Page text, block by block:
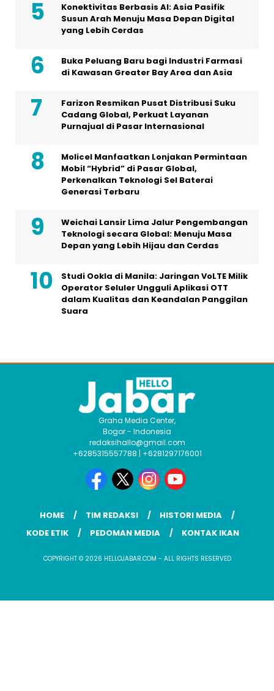
Konektivitas Berbasis AI: Asia Pasifik
Susun Arah Menuju Masa Depan Digital
yang Lebih Cerdas
Buka Peluang Baru bagi Industri Farmasi
di Kawasan Greater Bay Area dan Asia
Farizon Resmikan Pusat Distribusi Suku
Cadang Global, Perkuat Layanan
Purnajual di Pasar Internasional
Molicel Manfaatkan Lonjakan Permintaan
Mobil “Hybrid” di Pasar Global,
Perkenalkan Teknologi Sel Baterai
Generasi Terbaru
Weichai Lansir Lima Jalur Pengembangan
Teknologi secara Global: Menuju Masa
Depan yang Lebih Hijau dan Cerdas
Studi Ookla di Manila: Jaringan VoLTE Milik
Operator Seluler Ungguli Aplikasi OTT
dalam Kualitas dan Keandalan Panggilan
Suara
Graha Media Center,
Bogor - Indonesia
redaksihallo@gmail.com
+6285315557788 | +6281297176001
HOME TIM REDAKSI
HISTORI MEDIA
KODE ETIK
PEDOMAN MEDIA KONTAK IKAN
COPYRIGHT © 2026 HELLOJABAR.COM - ALL RIGHTS RESERVED